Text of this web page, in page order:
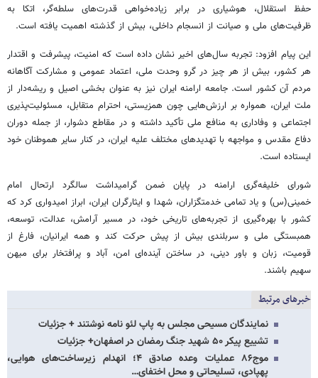
حفظ استقلال، هوشیاری در برابر زیاده‌خواهی قدرت‌های سلطه‌گر، اتکا به
ظرفیت‌های ملی و صیانت از انسجام داخلی، بیش از گذشته اهمیت یافته است.
این پیام افزود: تجربه سال‌های اخیر نشان داده است که امنیت، پیشرفت و اقتدار
هر کشور، بیش از هر چیز در گرو وحدت ملی، اعتماد عمومی و مشارکت آگاهانه
مردم آن کشور است. جامعه ارامنه ایران نیز به عنوان بخشی اصیل و ریشه‌دار از
ملت ایران، همواره بر ارزش‌هایی چون همزیستی، احترام متقابل، مسئولیت‌پذیری
اجتماعی و وفاداری به منافع ملی تأکید داشته و در مقاطع دشوار، از جمله دوران
دفاع مقدس و مواجهه با تهدیدهای مختلف علیه ایران، در کنار سایر هموطنان خود
ایستاده است.
شورای خلیفه‌گری ارامنه در پایان ضمن گرامیداشت سالگرد ارتحال امام
خمینی(س) و یاد تمامی خدمتگزاران، شهدا و ایثارگران ایران، ابراز امیدواری کرد که
کشور با بهره‌گیری از تجربه‌های تاریخی خود، در مسیر آرامش، عدالت، توسعه،
همبستگی ملی و سربلندی بیش از پیش حرکت کند و همه ایرانیان، فارغ از
قومیت، زبان و باور دینی، در ساختن آینده‌ای امن، آباد و پرافتخار برای میهن
سهیم باشند.
خبرهای مرتبط
نمایندگان مسیحی‌ مجلس به پاپ لئو نامه نوشتند + جزئیات
تشییع پیکر ۵۰ شهید جنگ رمضان در اصفهان+ جزئیات
موج۸۶ عملیات وعده صادق ۴؛ انهدام زیرساخت‌های هوایی،
پهپادی، تسلیحاتی و محل اختفای…